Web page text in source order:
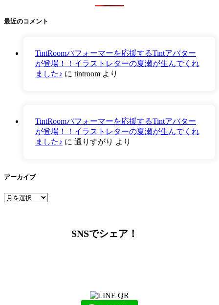
最近のコメント
TintRoomパフォーマーを応援するTintアバター
が登場！！イラストレターの夏瀬が生んでくれ
ました♪ に tintroom より
TintRoomパフォーマーを応援するTintアバター
が登場！！イラストレターの夏瀬が生んでくれ
ました♪ に 通りすがり より
アーカイブ
ア
SNSでシェア！